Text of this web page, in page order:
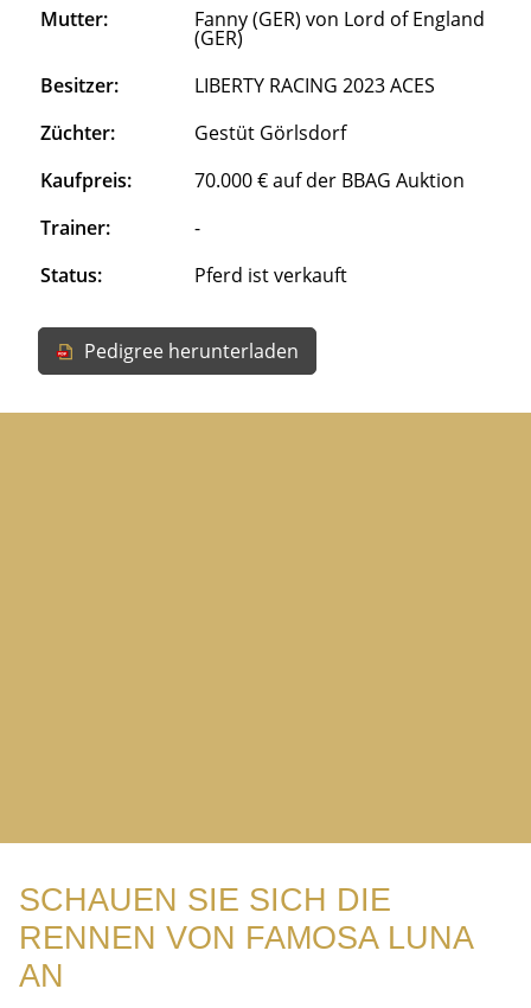
Mutter:
Fanny (GER) von Lord of England
(GER)
Besitzer:
LIBERTY RACING 2023 ACES
Züchter:
Gestüt Görlsdorf
Kaufpreis:
70.000 € auf der BBAG Auktion
Trainer:
-
Status:
Pferd ist verkauft
Pedigree herunterladen
SCHAUEN SIE SICH DIE
RENNEN VON FAMOSA LUNA
AN